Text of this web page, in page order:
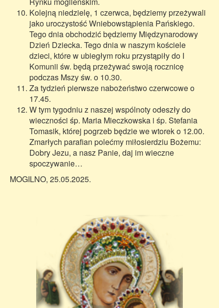
Kolejną niedzielę, 1 czerwca, będziemy przeżywali
jako uroczystość Wniebowstąpienia Pańskiego.
Tego dnia obchodzić będziemy Międzynarodowy
Dzień Dziecka. Tego dnia w naszym kościele
dzieci, które w ubiegłym roku przystąpiły do I
Komunii św. będą przeżywać swoją rocznicę
podczas Mszy św. o 10.30.
Za tydzień pierwsze nabożeństwo czerwcowe o
17.45.
W tym tygodniu z naszej wspólnoty odeszły do
wieczności śp. Maria Mieczkowska i śp. Stefania
Tomasik, której pogrzeb będzie we wtorek o 12.00.
Zmarłych parafian polećmy miłosierdziu Bożemu:
Dobry Jezu, a nasz Panie, daj im wieczne
spoczywanie…
MOGILNO, 25.05.2025.